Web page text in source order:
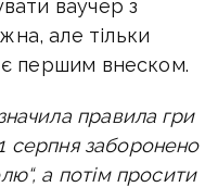
ваучер з
але тільки
першим внеском.
правила гри
серпня заборонено
а потім просити